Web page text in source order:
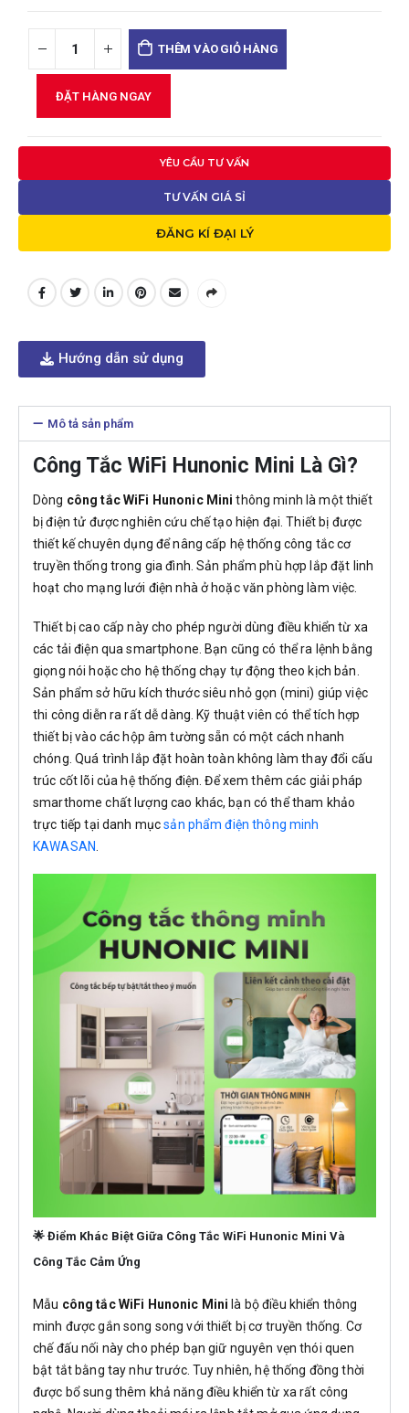
THÊM VÀO GIỎ HÀNG
ĐẶT HÀNG NGAY
YÊU CẦU TƯ VẤN
TƯ VẤN GIÁ SỈ
ĐĂNG KÍ ĐẠI LÝ
Hướng dẫn sử dụng
Mô tả sản phẩm
Công Tắc WiFi Hunonic Mini Là Gì?
Dòng công tắc WiFi Hunonic Mini thông minh là một thiết
bị điện tử được nghiên cứu chế tạo hiện đại. Thiết bị được
thiết kế chuyên dụng để nâng cấp hệ thống công tắc cơ
truyền thống trong gia đình. Sản phẩm phù hợp lắp đặt linh
hoạt cho mạng lưới điện nhà ở hoặc văn phòng làm việc.
Thiết bị cao cấp này cho phép người dùng điều khiển từ xa
các tải điện qua smartphone. Bạn cũng có thể ra lệnh bằng
giọng nói hoặc cho hệ thống chạy tự động theo kịch bản.
Sản phẩm sở hữu kích thước siêu nhỏ gọn (mini) giúp việc
thi công diễn ra rất dễ dàng. Kỹ thuật viên có thể tích hợp
thiết bị vào các hộp âm tường sẵn có một cách nhanh
chóng. Quá trình lắp đặt hoàn toàn không làm thay đổi cấu
trúc cốt lõi của hệ thống điện. Để xem thêm các giải pháp
smarthome chất lượng cao khác, bạn có thể tham khảo
trực tiếp tại danh mụcsản phẩm điện thông minh
KAWASAN
🌟 Điểm Khác Biệt Giữa Công Tắc WiFi Hunonic Mini Và
Công Tắc Cảm Ứng
Mẫu công tắc WiFi Hunonic Mini là bộ điều khiển thông
minh được gắn song song với thiết bị cơ truyền thống. Cơ
chế đấu nối này cho phép bạn giữ nguyên vẹn thói quen
bật tắt bằng tay như trước. Tuy nhiên, hệ thống đồng thời
được bổ sung thêm khả năng điều khiển từ xa rất công